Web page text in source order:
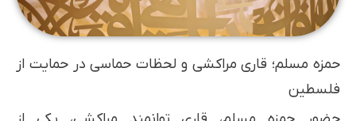
حمزه مسلم؛ قاری مراکشی و لحظات حماسی در حمایت از
فلسطین